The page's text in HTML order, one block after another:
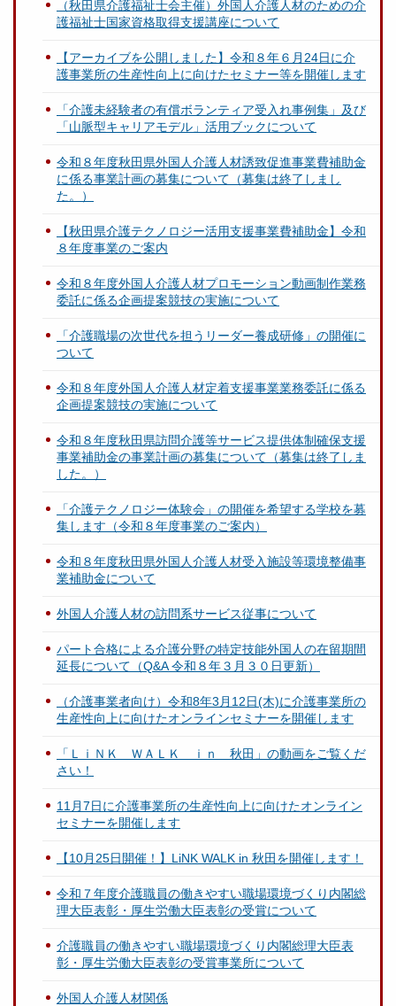
（秋田県介護福祉士会主催）外国人介護人材のための介
護福祉士国家資格取得支援講座について
【アーカイブを公開しました】令和８年６月24日に介
護事業所の生産性向上に向けたセミナー等を開催します
「介護未経験者の有償ボランティア受入れ事例集」及び
「山脈型キャリアモデル」活用ブックについて
令和８年度秋田県外国人介護人材誘致促進事業費補助金
に係る事業計画の募集について（募集は終了しまし
た。）
【秋田県介護テクノロジー活用支援事業費補助金】令和
８年度事業のご案内
令和８年度外国人介護人材プロモーション動画制作業務
委託に係る企画提案競技の実施について
「介護職場の次世代を担うリーダー養成研修」の開催に
ついて
令和８年度外国人介護人材定着支援事業業務委託に係る
企画提案競技の実施について
令和８年度秋田県訪問介護等サービス提供体制確保支援
事業補助金の事業計画の募集について（募集は終了しま
した。）
「介護テクノロジー体験会」の開催を希望する学校を募
集します（令和８年度事業のご案内）
令和８年度秋田県外国人介護人材受入施設等環境整備事
業補助金について
外国人介護人材の訪問系サービス従事について
パート合格による介護分野の特定技能外国人の在留期間
延長について（Q&A 令和８年３月３０日更新）
（介護事業者向け）令和8年3月12日(木)に介護事業所の
生産性向上に向けたオンラインセミナーを開催します
「ＬｉＮＫ ＷＡＬＫ ｉｎ 秋田」の動画をご覧くだ
さい！
11月7日に介護事業所の生産性向上に向けたオンライン
セミナーを開催します
【10月25日開催！】LiNK WALK in 秋田を開催します！
令和７年度介護職員の働きやすい職場環境づくり内閣総
理大臣表彰・厚生労働大臣表彰の受賞について
介護職員の働きやすい職場環境づくり内閣総理大臣表
彰・厚生労働大臣表彰の受賞事業所について
外国人介護人材関係